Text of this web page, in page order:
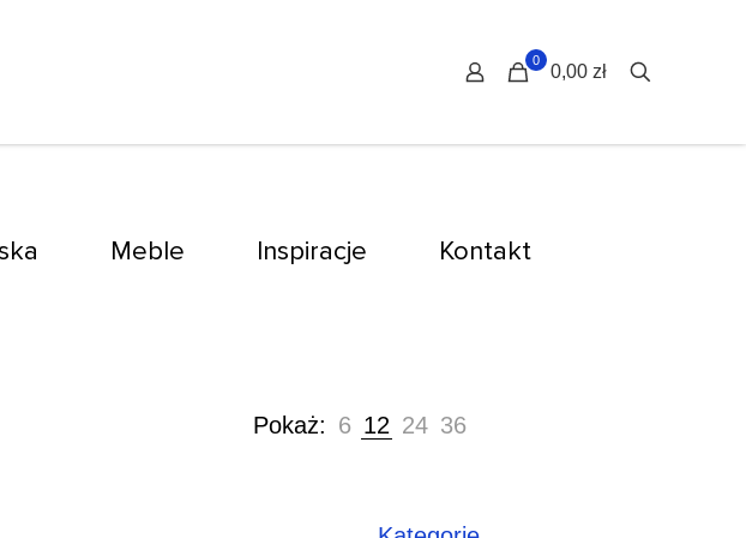
0
0,00 zł
Meble Inspiracje Kontakt
Pokaż: 6 12 24 36